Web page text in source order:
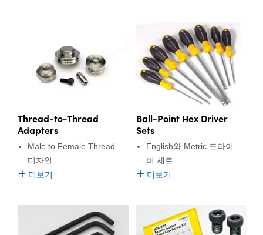
Thread-to-Thread
Adapters
Male to Female Thread
디자인
더보기
Ball-Point Hex Driver
Sets
English와 Metric 드라이
버 세트
더보기